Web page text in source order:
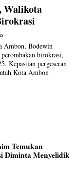
Walikota
Ambon, Bodewin
birokrasi,
Kepastian pergeseran
Kota Ambon
Temukan
Diminta Menyelidik